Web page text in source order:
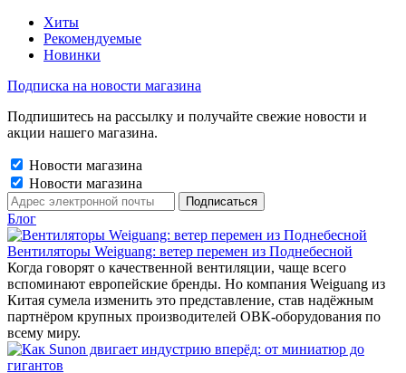
Хиты
Рекомендуемые
Новинки
Подписка на новости магазина
Подпишитесь на рассылку и получайте свежие новости и
акции нашего магазина.
Новости магазина
Новости магазина
Блог
Вентиляторы Weiguang: ветер перемен из Поднебесной
Когда говорят о качественной вентиляции, чаще всего
вспоминают европейские бренды. Но компания Weiguang из
Китая сумела изменить это представление, став надёжным
партнёром крупных производителей ОВК-оборудования по
всему миру.